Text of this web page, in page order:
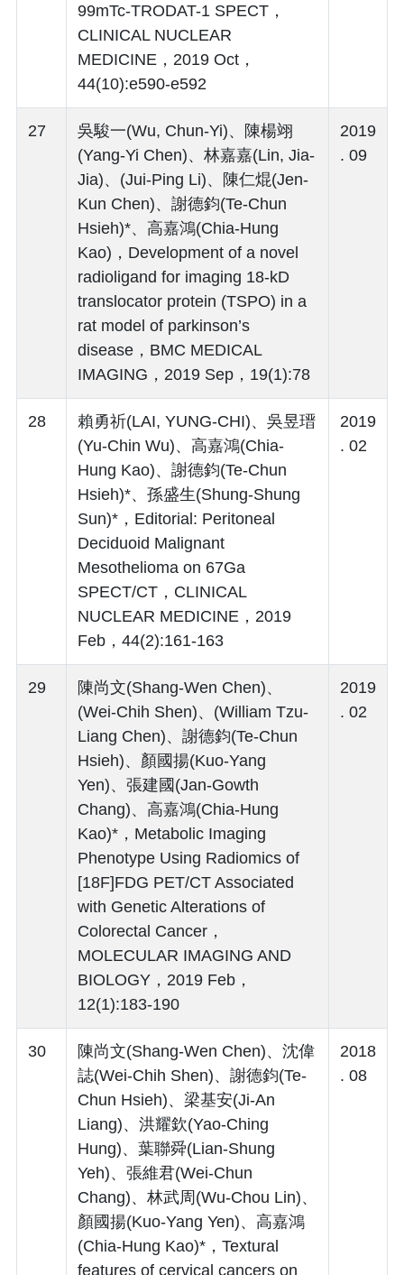
99mTc-TRODAT-1 SPECT，
CLINICAL NUCLEAR
MEDICINE，2019 Oct，
44(10):e590-e592
27
吳駿一(Wu, Chun-Yi)、陳楊翊
(Yang-Yi Chen)、林嘉嘉(Lin, Jia-
Jia)、(Jui-Ping Li)、陳仁焜(Jen-
Kun Chen)、謝德鈞(Te-Chun
Hsieh)*、高嘉鴻(Chia-Hung
Kao)，Development of a novel
radioligand for imaging 18-kD
translocator protein (TSPO) in a
rat model of parkinson’s
disease，BMC MEDICAL
IMAGING，2019 Sep，19(1):78
2019
. 09
28
賴勇祈(LAI, YUNG-CHI)、吳昱瑨
(Yu-Chin Wu)、高嘉鴻(Chia-
Hung Kao)、謝德鈞(Te-Chun
Hsieh)*、孫盛生(Shung-Shung
Sun)*，Editorial: Peritoneal
Deciduoid Malignant
Mesothelioma on 67Ga
SPECT/CT，CLINICAL
NUCLEAR MEDICINE，2019
Feb，44(2):161-163
2019
. 02
29
陳尚文(Shang-Wen Chen)、
(Wei-Chih Shen)、(William Tzu-
Liang Chen)、謝德鈞(Te-Chun
Hsieh)、顏國揚(Kuo-Yang
Yen)、張建國(Jan-Gowth
Chang)、高嘉鴻(Chia-Hung
Kao)*，Metabolic Imaging
Phenotype Using Radiomics of
[18F]FDG PET/CT Associated
with Genetic Alterations of
Colorectal Cancer，
MOLECULAR IMAGING AND
BIOLOGY，2019 Feb，
12(1):183-190
2019
. 02
30
陳尚文(Shang-Wen Chen)、沈偉
誌(Wei-Chih Shen)、謝德鈞(Te-
Chun Hsieh)、梁基安(Ji-An
Liang)、洪耀欽(Yao-Ching
Hung)、葉聯舜(Lian-Shung
Yeh)、張維君(Wei-Chun
Chang)、林武周(Wu-Chou Lin)、
顏國揚(Kuo-Yang Yen)、高嘉鴻
(Chia-Hung Kao)*，Textural
features of cervical cancers on
2018
. 08